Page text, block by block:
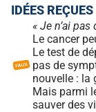
IDÉES REÇUES
« Je n’ai
Le cancer
Le test de
pas de
nouvelle : la
Mais parmi
sauver des